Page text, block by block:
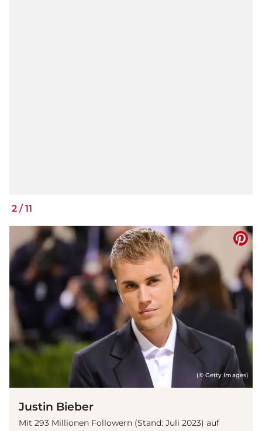
2 /11
(© Getty Images)
Justin Bieber
Mit 293 Millionen Followern (Stand: Juli 2023) auf